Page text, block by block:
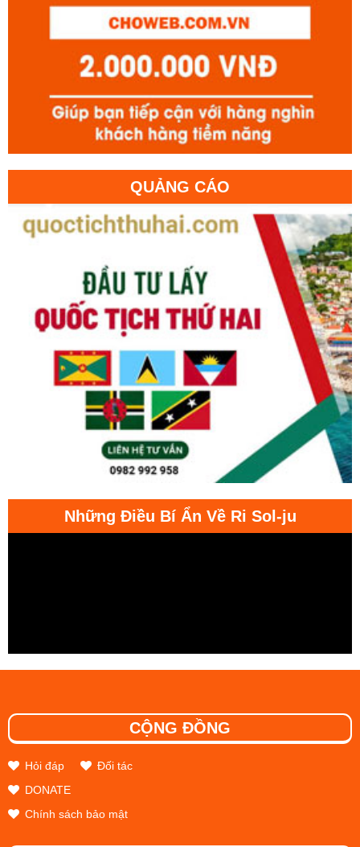
QUẢNG CÁO
Những Điều Bí Ẩn Về Ri Sol-ju
CỘNG ĐỒNG
Hỏi đáp
Đối tác
DONATE
Chính sách bảo mật